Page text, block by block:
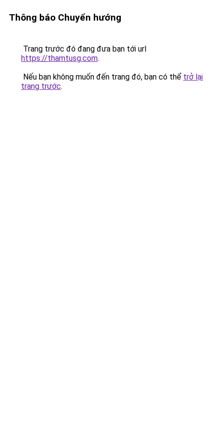
Thông báo Chuyển hướng
Trang trước đó đang đưa bạn tới url
https://thamtusg.com.
Nếu bạn không muốn đến trang đó, bạn có thể trở lại
trang trước.